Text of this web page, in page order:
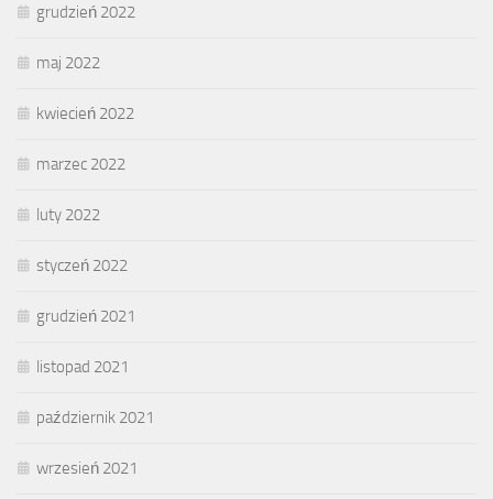
grudzień 2022
maj 2022
kwiecień 2022
marzec 2022
luty 2022
styczeń 2022
grudzień 2021
listopad 2021
październik 2021
wrzesień 2021